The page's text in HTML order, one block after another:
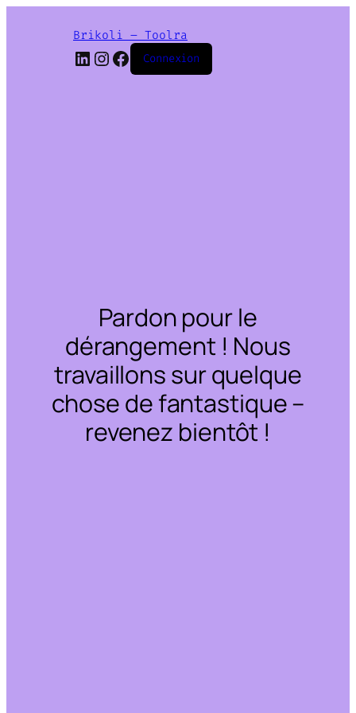
Brikoli – Toolra
LinkedIn
Instagram
Facebook
Connexion
Pardon pour le
dérangement ! Nous
travaillons sur quelque
chose de fantastique –
revenez bientôt !